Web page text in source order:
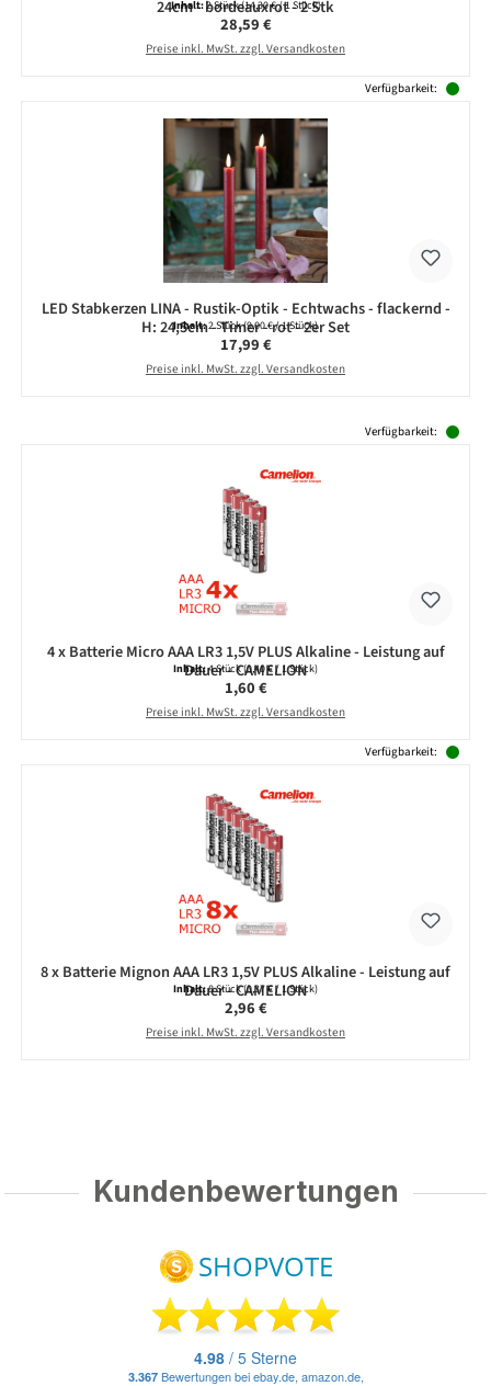
24cm - bordeauxrot - 2 Stk
Inhalt:2 Stück(14,30 € / 1 Stück)
Regulärer Preis:
28,59 €
Preise inkl. MwSt. zzgl. Versandkosten
Verfügbarkeit:
LED Stabkerzen LINA - Rustik-Optik - Echtwachs - flackernd -
H: 24,5cm - Timer - rot - 2er Set
Inhalt:2 Stück(9,00 € / 1 Stück)
Regulärer Preis:
17,99 €
Preise inkl. MwSt. zzgl. Versandkosten
Verfügbarkeit:
4 x Batterie Micro AAA LR3 1,5V PLUS Alkaline - Leistung auf
Dauer - CAMELION
Inhalt:4 Stück(0,40 € / 1 Stück)
Regulärer Preis:
1,60 €
Preise inkl. MwSt. zzgl. Versandkosten
Verfügbarkeit:
8 x Batterie Mignon AAA LR3 1,5V PLUS Alkaline - Leistung auf
Dauer - CAMELION
Inhalt:8 Stück(0,37 € / 1 Stück)
Regulärer Preis:
2,96 €
Preise inkl. MwSt. zzgl. Versandkosten
Kundenbewertungen